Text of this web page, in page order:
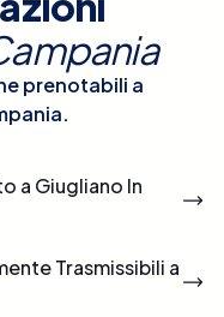
prenotabili a
.
a Giugliano In
Trasmissibili a